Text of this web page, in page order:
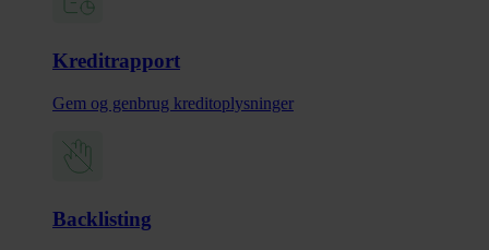
Kreditrapport
Gem og genbrug kreditoplysninger
Backlisting